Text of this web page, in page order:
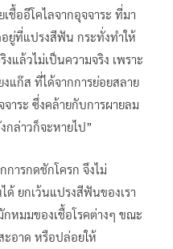
ออีโคไลจากอุจจาระ ที่มา
ยู่ที่แปรงสีฟัน กระทั่งทำให้
แล้วไม่เป็นความจริง เพราะ
แก๊ส ที่ได้จากการย่อยสลาย
าระ ซึ่งคล้ายกับการผายลม
กล่าวก็จะหายไป”
ารกดชักโครก จึงไม่
ด้ ยกเว้นแปรงสีฟันของเรา
หมมของเชื้อโรคต่างๆ ขณะ
อาด หรือปล่อยให้